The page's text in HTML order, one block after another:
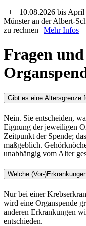
+++ 10.08.2026 bis April
Münster an der Albert-
zu rechnen | Mehr Infos
Fragen
Gibt es eine Altersgrenze
Nein. Sie entscheiden,
Eignung der jeweiligen
Zeitpunkt der Spende;
maßgeblich.
unabhängig vom Alter
Welche (Vor-
Nur bei einer
wird eine Organspende
anderen Erkrankungen
entschieden.